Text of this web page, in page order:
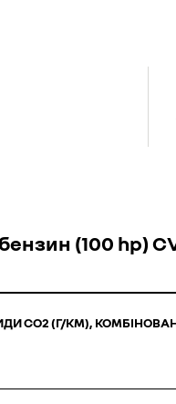
(100 hp)
СО2 (Г/КМ),